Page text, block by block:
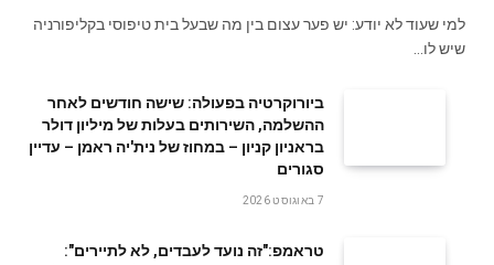
למי שעוד לא יודע: יש פער עצום בין מה שבעל בית טיפוסי בקליפורניה
שיש לו…
ביורוקרטיה בפעולה: שישה חודשים לאחר
ההשלמה, השירותים בעלות של מיליון דולר
בראניון קניון – במחוז של נית'יה ראמן – עדיין
סגורים
7 באוגוסט 2026
טראמפ:"זה נועד לעבדים, לא לתיירים":